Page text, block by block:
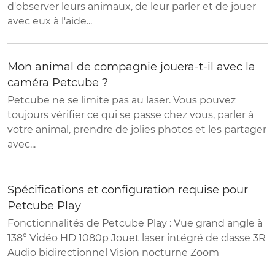
d'observer leurs animaux, de leur parler et de jouer
avec eux à l'aide...
Mon animal de compagnie jouera-t-il avec la
caméra Petcube ?
Petcube ne se limite pas au laser. Vous pouvez
toujours vérifier ce qui se passe chez vous, parler à
votre animal, prendre de jolies photos et les partager
avec...
Spécifications et configuration requise pour
Petcube Play
Fonctionnalités de Petcube Play : Vue grand angle à
138° Vidéo HD 1080p Jouet laser intégré de classe 3R
Audio bidirectionnel Vision nocturne Zoom